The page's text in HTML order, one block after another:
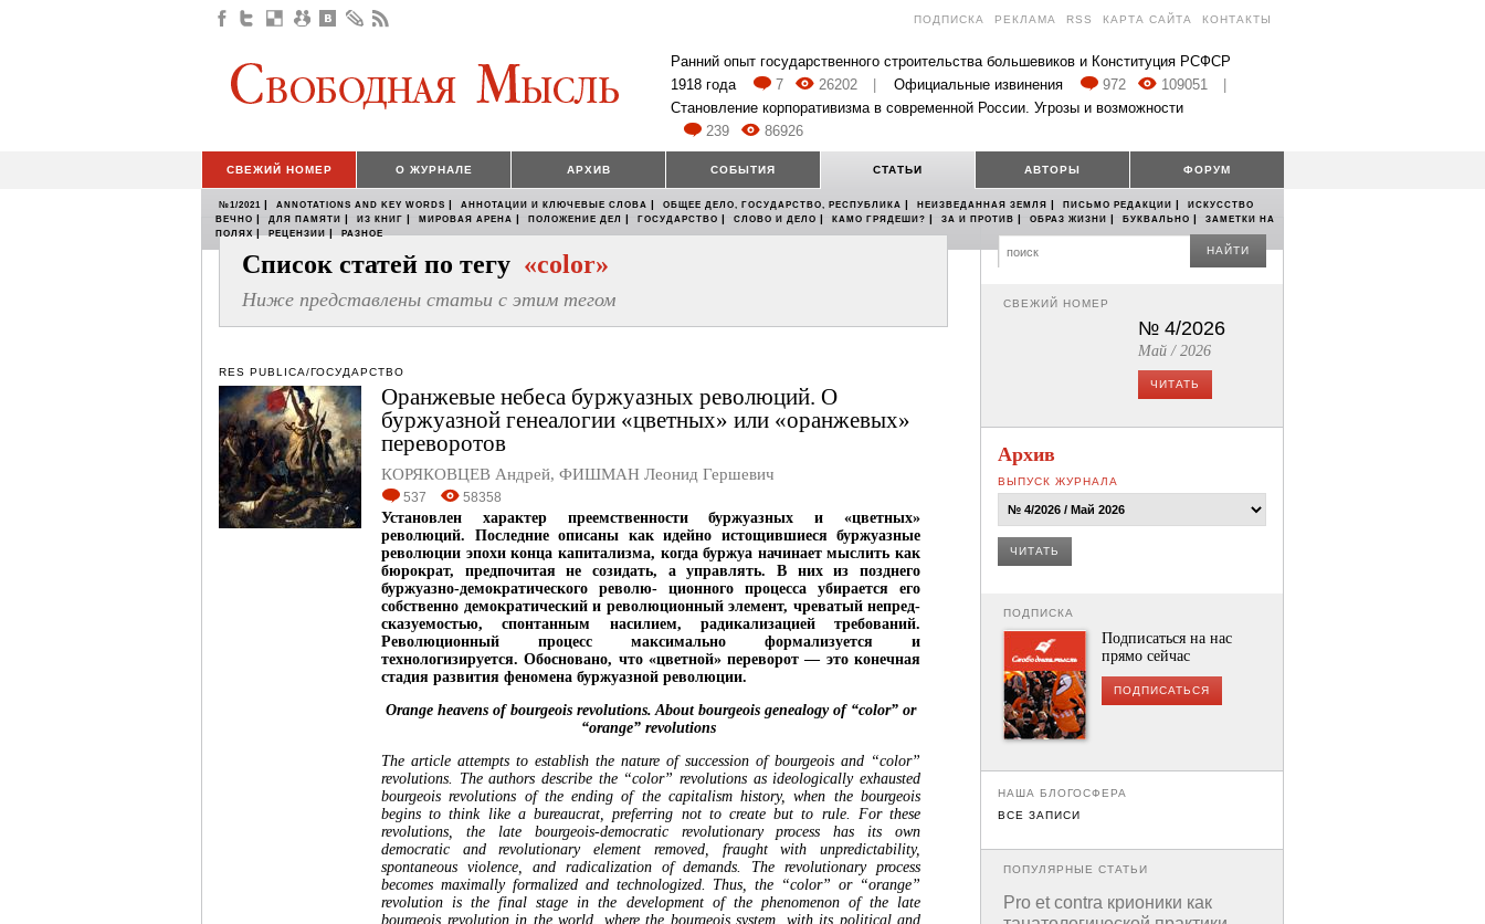
ПОДПИСКА РЕКЛАМА RSS КАРТА САЙТА КОНТАКТЫ
Ранний опыт государственного строительства большевиков и Конституция РСФСР
1918 года
7 26202 Официальные извинения 972 109051
Становление корпоративизма в современной России. Угрозы и возможности
239
86926
СВЕЖИЙ НОМЕР О ЖУРНАЛЕ АРХИВ СОБЫТИЯ СТАТЬИ АВТОРЫ ФОРУМ
№1/2021 | ANNOTATIONS AND KEY WORDS | АННОТАЦИИ И КЛЮЧЕВЫЕ СЛОВА | ОБЩЕЕ ДЕЛО, ГОСУДАРСТВО, РЕСПУБЛИКА | НЕИЗВЕДАННАЯ ЗЕМЛЯ | ПИСЬМО РЕДАКЦИИ |
ИСКУССТВО
ВЕЧНО | ДЛЯ ПАМЯТИ | ИЗ КНИГ | МИРОВАЯ АРЕНА | ПОЛОЖЕНИЕ ДЕЛ | ГОСУДАРСТВО | СЛОВО И ДЕЛО | КАМО ГРЯДЕШИ? | ЗА И ПРОТИВ | ОБРАЗ ЖИЗНИ | БУКВАЛЬНО |
ЗАМЕТКИ НА
ПОЛЯХ | РЕЦЕНЗИИ | РАЗНОЕ
Список статей по тегу «color»
Ниже представлены статьи с этим тегом
RES PUBLICA/ГОСУДАРСТВО
Оранжевые небеса буржуазных революций. О
буржуазной генеалогии «цветных» или «оранжевых»
переворотов
КОРЯКОВЦЕВ Андрей, ФИШМАН Леонид Гершевич
537 58358
Установлен характер преемственности буржуазных и «цветных»
революций. Последние описаны как идейно истощившиеся буржуазные
революции эпохи конца капитализма, когда буржуа начинает мыслить как
бюрократ, предпочитая не созидать, а управлять. В них из позднего
буржуазно-демократического револю- ционного процесса убирается его
собственно демократический и революционный элемент, чреватый непред-
сказуемостью, спонтанным насилием, радикализацией требований.
Революционный процесс максимально формализуется и
технологизируется. Обосновано, что «цветной» переворот — это конечная
стадия развития феномена буржуазной революции.
Orange heavens of bourgeois revolutions. About bourgeois genealogy of “color” or
“orange” revolutions
The article attempts to establish the nature of succession of bourgeois and “color”
revolutions. The authors describe the “color” revolutions as ideologically exhausted
bourgeois revolutions of the ending of the capitalism history, when the bourgeois
begins to think like a bureaucrat, preferring not to create but to rule. For these
revolutions, the late bourgeois-democratic revolutionary process has its own
democratic and revolutionary element removed, fraught with unpredictability,
spontaneous violence, and radicalization of demands. The revolutionary process
becomes maximally formalized and technologized. Thus, the “color” or “orange”
revolution is the final stage in the development of the phenomenon of the late
bourgeois revolution in the world, where the bourgeois system, with its political and
НАЙТИ
СВЕЖИЙ НОМЕР
№ 4/2026
Май / 2026
ЧИТАТЬ
Архив
ВЫПУСК ЖУРНАЛА
ЧИТАТЬ
ПОДПИСКА
Подписаться на нас
прямо сейчас
ПОДПИСАТЬСЯ
НАША БЛОГОСФЕРА
ВСЕ ЗАПИСИ
ПОПУЛЯРНЫЕ СТАТЬИ
Pro et contra крионики как